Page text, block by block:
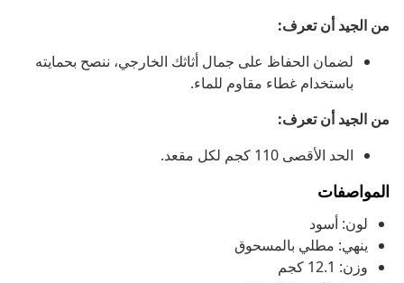
من الجيد أن تعرف:
لضمان الحفاظ على جمال أثاثك الخارجي، ننصح بحمايته
باستخدام غطاء مقاوم للماء.
من الجيد أن تعرف:
الحد الأقصى 110 كجم لكل مقعد.
المواصفات
لون: أسود
ينهي: مطلي بالمسحوق
وزن: 12.1 كجم